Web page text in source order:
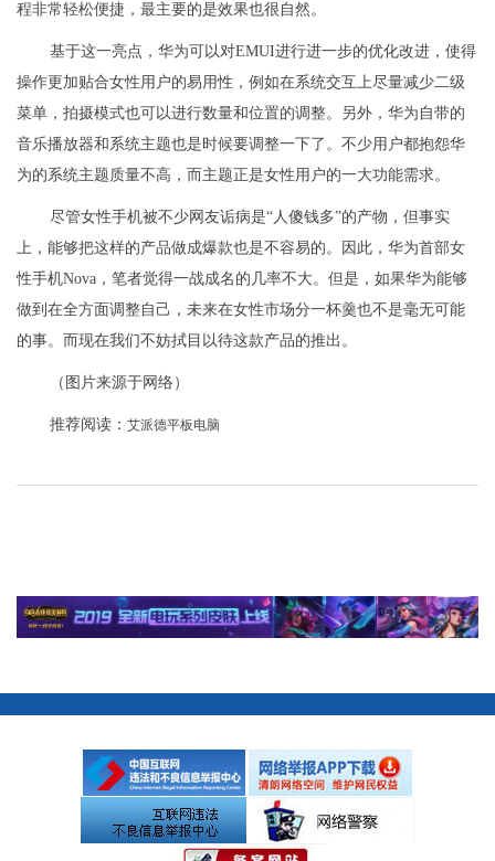
程非常轻松便捷，最主要的是效果也很自然。
基于这一亮点，华为可以对EMUI进行进一步的优化改进，使得
操作更加贴合女性用户的易用性，例如在系统交互上尽量减少二级
菜单，拍摄模式也可以进行数量和位置的调整。另外，华为自带的
音乐播放器和系统主题也是时候要调整一下了。不少用户都抱怨华
为的系统主题质量不高，而主题正是女性用户的一大功能需求。
尽管女性手机被不少网友诟病是“人傻钱多”的产物，但事实
上，能够把这样的产品做成爆款也是不容易的。因此，华为首部女
性手机Nova，笔者觉得一战成名的几率不大。但是，如果华为能够
做到在全方面调整自己，未来在女性市场分一杯羹也不是毫无可能
的事。而现在我们不妨拭目以待这款产品的推出。
（图片来源于网络）
推荐阅读： 艾派德平板电脑